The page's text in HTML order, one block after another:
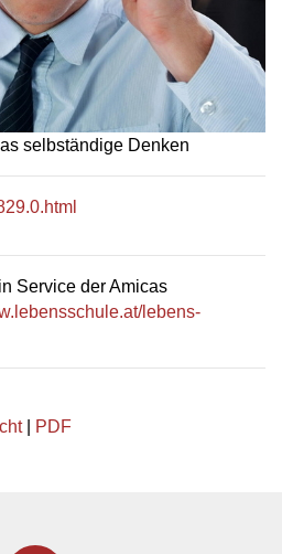
selbständige Denken
Service der Amicas
lebens-
| PDF